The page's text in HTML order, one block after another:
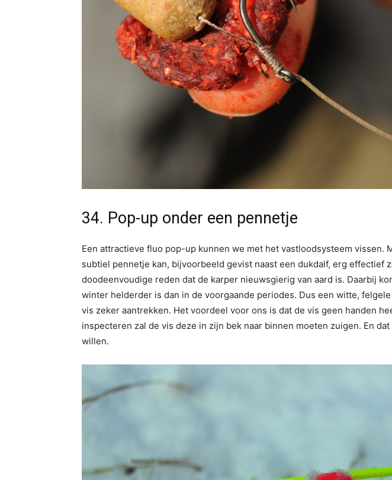
34. Pop-up onder een pennetje
Een attractieve fluo pop-up kunnen we met het vastloodsysteem vissen.
subtiel pennetje kan, bijvoorbeeld gevist naast een dukdalf, erg effectief
doodeenvoudige reden dat de karper nieuwsgierig van aard is. Daarbij
winter helderder is dan in de voorgaande periodes. Dus een witte,
vis zeker aantrekken. Het voordeel voor ons is dat de vis geen handen
inspecteren zal de vis deze in zijn bek naar binnen moeten zuigen. En
willen.